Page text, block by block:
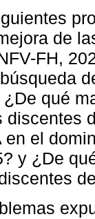
de
FH,
¿De qué
en el
y ¿De